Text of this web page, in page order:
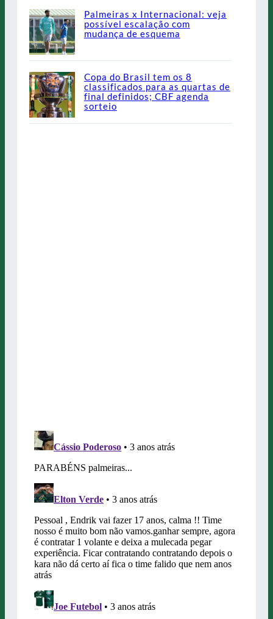
Palmeiras x Internacional: veja
possível escalação com
mudança de esquema
Copa do Brasil tem os 8
classificados para as quartas de
final definidos; CBF agenda
sorteio